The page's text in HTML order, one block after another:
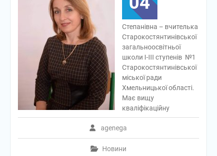
agenega
Новини
Степанівна – вчителька
Старокостянтинівської
загальноосвітньої
школи І-ІІІ ступенів №1
Старокостянтинівської
міської ради
Хмельницької області.
Має вищу
кваліфікаційну